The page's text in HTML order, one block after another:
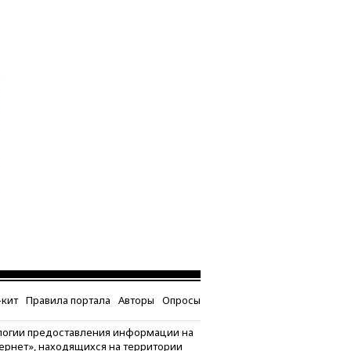
Правила портала Авторы Опросы
предоставления информации на
находящихся на территории